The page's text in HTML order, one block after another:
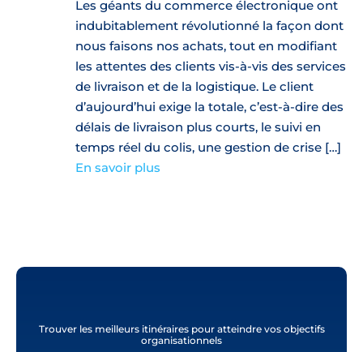
Les géants du commerce électronique ont
indubitablement révolutionné la façon dont
nous faisons nos achats, tout en modifiant
les attentes des clients vis-à-vis des services
de livraison et de la logistique. Le client
d’aujourd’hui exige la totale, c’est-à-dire des
délais de livraison plus courts, le suivi en
temps réel du colis, une gestion de crise […]
En savoir plus
Trouver les meilleurs itinéraires pour atteindre vos objectifs
organisationnels